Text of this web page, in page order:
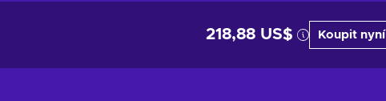
218,88 US$ Koupit nyní